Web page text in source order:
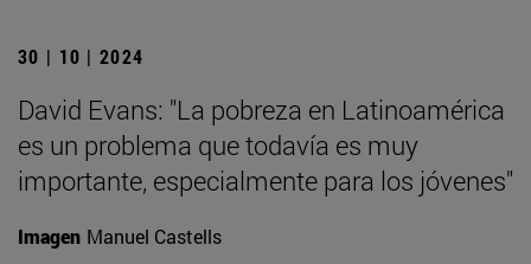
30 | 10 | 2024
David Evans: "La pobreza en Latinoamérica
es un problema que todavía es muy
importante, especialmente para los jóvenes"
Imagen Manuel Castells